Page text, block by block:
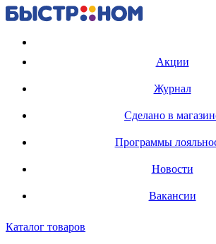
Акции
Журнал
Сделано в
Программы
Новости
Вакансии
Каталог товаров